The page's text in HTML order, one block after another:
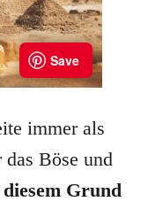
immer als
Böse und
Grund